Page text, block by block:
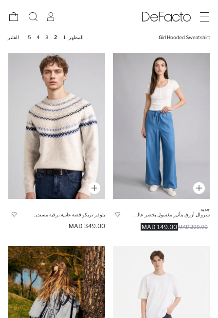
Girl Hooded Sweatshirt المظهر 1
2
3
4
5 الفلتر
جديد
149.00 MAD 299.00 MAD
349.00 MAD